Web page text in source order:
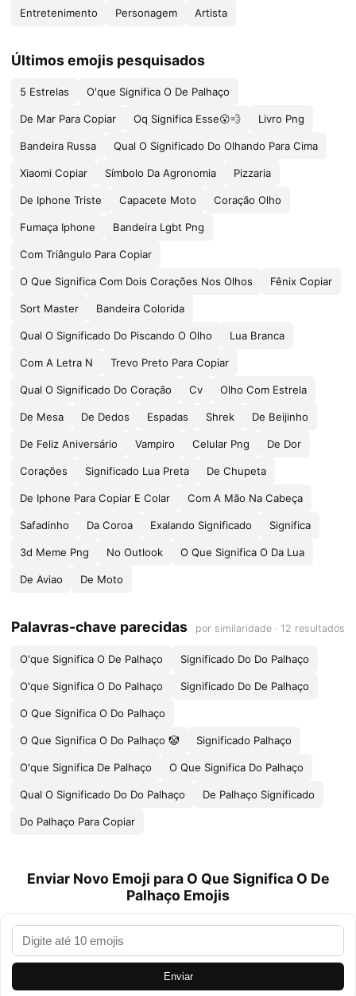
Entretenimento Personagem Artista
Últimos emojis pesquisados
5 Estrelas O'que Significa O De Palhaço
De Mar Para Copiar Oq Significa Esse😮💨 Livro Png
Bandeira Russa Qual O Significado Do Olhando Para Cima
Xiaomi Copiar Símbolo Da Agronomia Pizzaria
De Iphone Triste Capacete Moto Coração Olho
Fumaça Iphone Bandeira Lgbt Png
Com Triângulo Para Copiar
O Que Significa Com Dois Corações Nos Olhos Fênix Copiar
Sort Master Bandeira Colorida
Qual O Significado Do Piscando O Olho Lua Branca
Com A Letra N Trevo Preto Para Copiar
Qual O Significado Do Coração Cv Olho Com Estrela
De Mesa De Dedos Espadas Shrek De Beijinho
De Feliz Aniversário Vampiro Celular Png De Dor
Corações Significado Lua Preta De Chupeta
De Iphone Para Copiar E Colar Com A Mão Na Cabeça
Safadinho Da Coroa Exalando Significado Significa
3d Meme Png No Outlook O Que Significa O Da Lua
De Aviao De Moto
Palavras-chave parecidas por similaridade · 12 resultados
O'que Significa O De Palhaço Significado Do Do Palhaço
O'que Significa O Do Palhaço Significado Do De Palhaço
O Que Significa O Do Palhaço
O Que Significa O Do Palhaço 🤡 Significado Palhaço
O'que Significa De Palhaço O Que Significa Do Palhaço
Qual O Significado Do Do Palhaço De Palhaço Significado
Do Palhaço Para Copiar
Enviar Novo Emoji para O Que Significa O De
Palhaço Emojis
Enviar